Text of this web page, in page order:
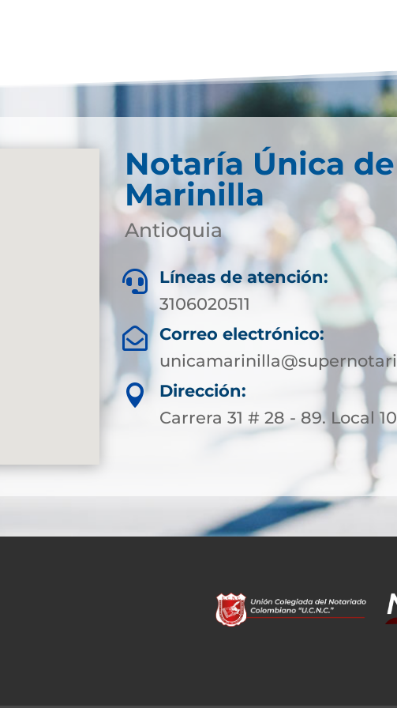
Notaría Única de
Marinilla
Antioquia

Líneas de atención:
3106020511

Correo electrónico:

Dirección:
Carrera 31 # 28 - 89. Local